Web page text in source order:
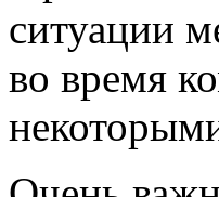
ситуации
во время